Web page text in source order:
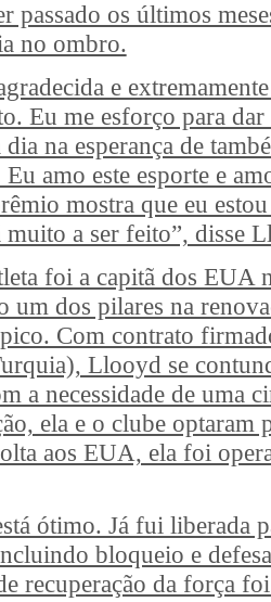
passado os últimos
no ombro.
e
Eu me esforço para
na esperança de
amo este esporte e
mostra que eu
muito a ser feito”, disse
foi a capitã dos EUA
um dos pilares na
Com contrato
Llooyd se
a necessidade de uma
ela e o clube optaram
aos EUA, ela foi
ótimo. Já fui liberada
bloqueio e
recuperação da força